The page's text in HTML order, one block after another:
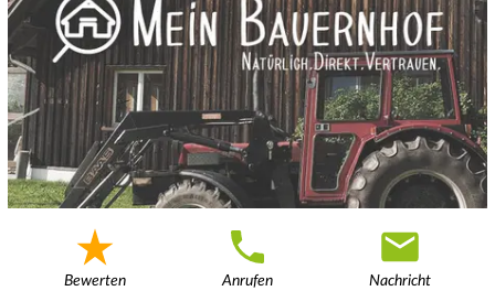
Bewerten Anrufen Nachricht